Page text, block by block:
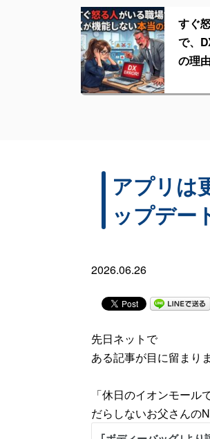
すぐ
で、
の理由
アプリは
ップデ
2026.06.26
先日ネットで
ある記事が目に留まり
「休日のイオンモール
だらしないお父さんの